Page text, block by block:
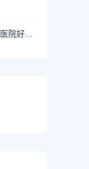
点痣 长沙 长沙点痣去哪个正规医院好？推荐5家口碑超棒且价格实惠的好医院